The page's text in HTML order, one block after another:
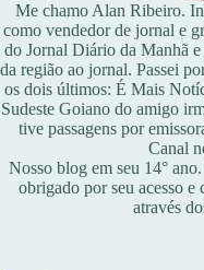
Me chamo Alan Ribeiro.
como vendedor de jornal e
do Jornal Diário da Manhã
da região ao jornal. Passei
os dois últimos: É Mais
Sudeste Goiano do amigo
tive passagens por
Canal
Nosso blog em seu 14°
obrigado por seu acesso
através